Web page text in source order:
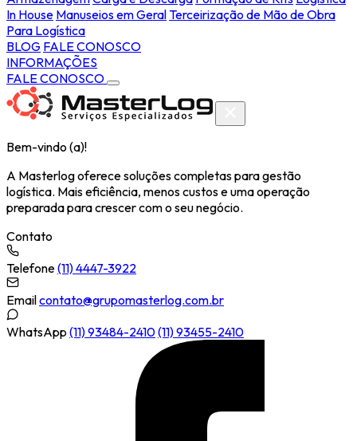
In House Manuseios em GeralTerceirização de Mão de Obra
Para Logística
BLOG FALE CONOSCO
INFORMAÇÕES
FALE CONOSCO
Bem-vindo (a)!
A Masterlog oferece soluções completas para gestão
logística. Mais eficiência, menos custos e uma operação
preparada para crescer com o seu negócio.
Contato
Telefone(11) 4447-3922
Emailcontato@grupomasterlog.com.br
WhatsApp (11) 93484-2410(11) 93455-2410